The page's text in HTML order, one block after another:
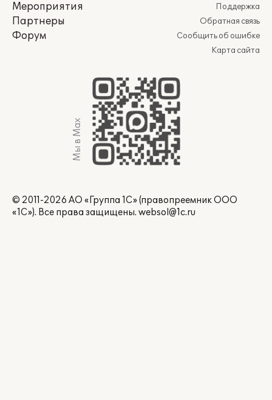
Мероприятия
Партнеры
Форум
Поддержка
Обратная связь
Сообщить об ошибке
Карта сайта
Мы в Max
© 2011-2026 АО «Группа 1С» (правопреемник ООО
«1С»). Все права защищены. websol@1c.ru